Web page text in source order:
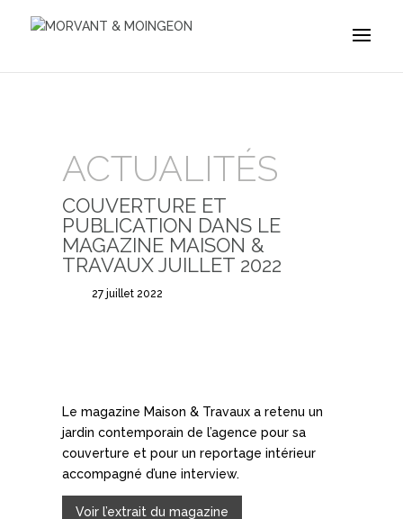
ACTUALITÉS
COUVERTURE ET
PUBLICATION DANS LE
MAGAZINE MAISON &
TRAVAUX JUILLET 2022
27 juillet 2022
Le magazine Maison & Travaux a retenu un
jardin contemporain de l’agence pour sa
couverture et pour un reportage intérieur
accompagné d’une interview.
Voir l’extrait du magazine